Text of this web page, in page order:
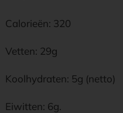
Calorieën: 320
Vetten: 29g
Koolhydraten: 5g (netto)
Eiwitten: 6g.